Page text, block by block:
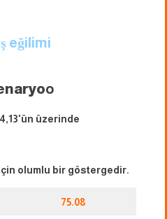
eğilimi
o
üzerinde
olumlu bir göstergedir.
75.08